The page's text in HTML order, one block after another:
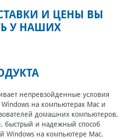
И ЦЕНЫ ВЫ
У НАШИХ
непревзойденные условия
на компьютерах Mac и
домашних компьютеров,
быстрый и надежный способ
Windows на компьютере Mac.